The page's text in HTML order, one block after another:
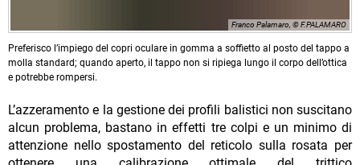
Franco Palamaro, © F.PALAMARO
Preferisco l’impiego del copri oculare in gomma a soffietto al posto del tappo a
molla standard; quando aperto, il tappo non si ripiega lungo il corpo dell’ottica
e potrebbe rompersi.
L’azzeramento e la gestione dei profili balistici non suscitano
alcun problema, bastano in effetti tre colpi e un minimo di
attenzione nello spostamento del reticolo sulla rosata per